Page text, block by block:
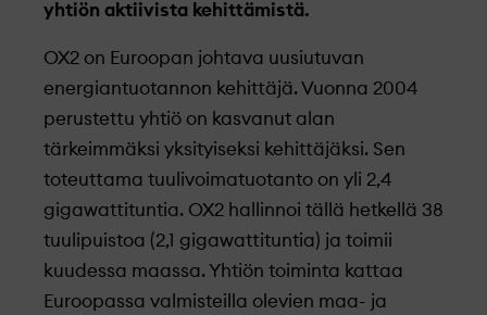
yhtiön aktiivista kehittämistä.
OX2 on Euroopan johtava uusiutuvan
energiantuotannon kehittäjä. Vuonna 2004
perustettu yhtiö on kasvanut alan
tärkeimmäksi yksityiseksi kehittäjäksi. Sen
toteuttama tuulivoimatuotanto on yli 2,4
gigawattituntia. OX2 hallinnoi tällä hetkellä 38
tuulipuistoa (2,1 gigawattituntia) ja toimii
kuudessa maassa. Yhtiön toiminta kattaa
Euroopassa valmisteilla olevien maa- ja